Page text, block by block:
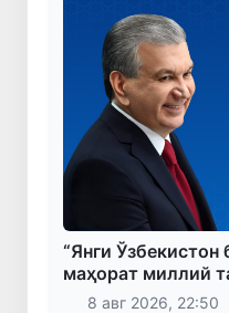
“Янги Ўзбекистон
маҳорат миллий
8 авг 2026, 22:50